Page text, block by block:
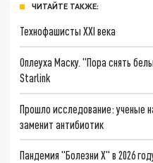
ЧИТАЙТЕ ТАКЖЕ:
Технофашисты XXI века
Оплеуха Маску. "Пора снять
Starlink
Прошло исследование: ученые
заменит антибиотик
Пандемия "Болезни Х" в 2026